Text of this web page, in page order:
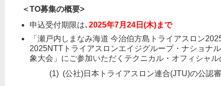
＜TO募集の概要>
申込受付期限は､ 2025年7月24日(木)まで
「瀬戸内しまなみ海道 今治伯方島トライアスロン
2025NTTトライアスロンエイジグループ・ナショナ
象大会」にご参加いただくテクニカル・オフィシャ
(1) (公社)日本トライアスロン連合(JTU)の公認審